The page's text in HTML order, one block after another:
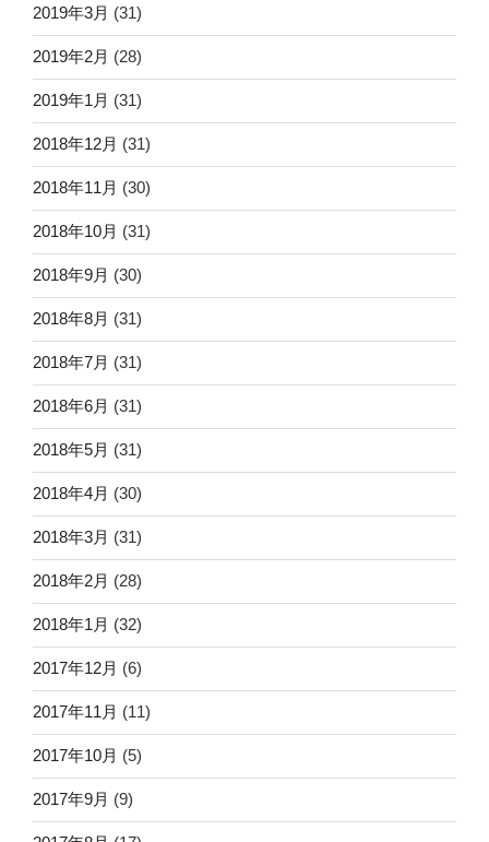
2019年3月 (31)
2019年2月 (28)
2019年1月 (31)
2018年12月 (31)
2018年11月 (30)
2018年10月 (31)
2018年9月 (30)
2018年8月 (31)
2018年7月 (31)
2018年6月 (31)
2018年5月 (31)
2018年4月 (30)
2018年3月 (31)
2018年2月 (28)
2018年1月 (32)
2017年12月 (6)
2017年11月 (11)
2017年10月 (5)
2017年9月 (9)